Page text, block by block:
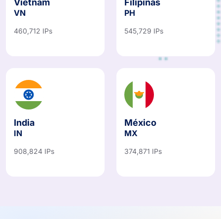
Vietnam
VN
460,712 IPs
Filipinas
PH
545,729 IPs
India
IN
908,824 IPs
México
MX
374,871 IPs